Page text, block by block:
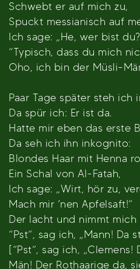
Schwebt er auf mich zu,
Spuckt messianisch auf
Ich sage: „He, wer bist
“Typisch, dass du mich
Oho, ich bin der Müsli-
Paar Tage später steh ich
Da spür ich: Er ist da.
Hatte mir eben das erste
Da seh ich ihn inkognito:
Blondes Haar mit Henna
Ein Schal von Al-Fatah,
Ich sage: „Wirt, hör zu,
Mach mir ’nen Apfelsaft!“
Der lacht und nimmt
“Pst“, sag ich, „Mann! Da
[“Pst“, sag ich,
Män! Der Rothaarige da,